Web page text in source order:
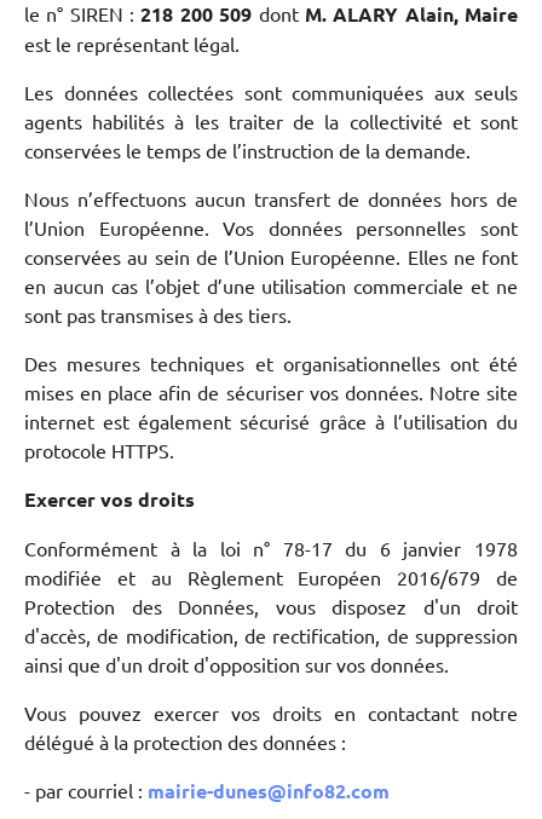
le n° SIREN :218 200 509 dont M. ALARY Alain, Maire
est le représentant légal.
Les données collectées sont communiquées aux seuls
agents habilités à les traiter de la collectivité et sont
conservées le temps de l’instruction de la demande.
Nous n’effectuons aucun transfert de données hors de
l’Union Européenne. Vos données personnelles sont
conservées au sein de l’Union Européenne. Elles ne font
en aucun cas l’objet d’une utilisation commerciale et ne
sont pas transmises à des tiers.
Des mesures techniques et organisationnelles ont été
mises en place afin de sécuriser vos données. Notre site
internet est également sécurisé grâce à l’utilisation du
protocole HTTPS.
Exercer vos droits
Conformément à la loi n° 78-17 du 6 janvier 1978
modifiée et au Règlement Européen 2016/679 de
Protection des Données, vous disposez d'un droit
d'accès, de modification, de rectification, de suppression
ainsi que d'un droit d'opposition sur vos données.
Vous pouvez exercer vos droits en contactant notre
délégué à la protection des données :
- par courriel : mairie-dunes@info82.com